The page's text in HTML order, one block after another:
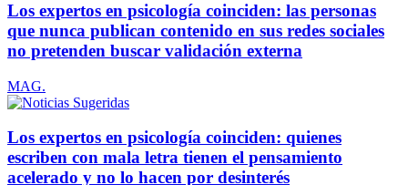
Los expertos en psicología coinciden: las personas
que nunca publican contenido en sus redes sociales
no pretenden buscar validación externa
MAG.
Los expertos en psicología coinciden: quienes
escriben con mala letra tienen el pensamiento
acelerado y no lo hacen por desinterés